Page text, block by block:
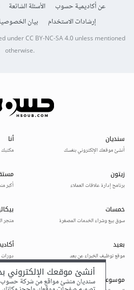
عن أكاديمية حسوب الأسئلة الشائعة
إرشادات الاستخدام
بيان الخصوصية
underCC BY-NC-SA 4.0unless mentioned
otherwise.